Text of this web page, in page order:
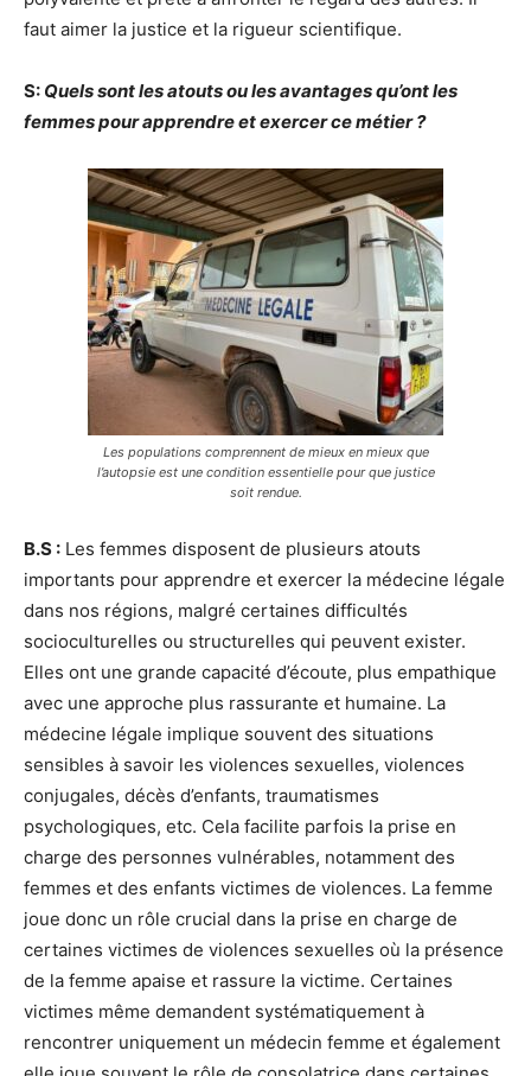
faut aimer la justice et la rigueur scientifique.
S: Quels sont les atouts ou les avantages qu’ont les
femmes pour apprendre et exercer ce métier ?
Les populations comprennent de mieux en mieux que
l’autopsie est une condition essentielle pour que justice
soit rendue.
B.S : Les femmes disposent de plusieurs atouts
importants pour apprendre et exercer la médecine légale
dans nos régions, malgré certaines difficultés
socioculturelles ou structurelles qui peuvent exister.
Elles ont une grande capacité d’écoute, plus empathique
avec une approche plus rassurante et humaine. La
médecine légale implique souvent des situations
sensibles à savoir les violences sexuelles, violences
conjugales, décès d’enfants, traumatismes
psychologiques, etc. Cela facilite parfois la prise en
charge des personnes vulnérables, notamment des
femmes et des enfants victimes de violences. La femme
joue donc un rôle crucial dans la prise en charge de
certaines victimes de violences sexuelles où la présence
de la femme apaise et rassure la victime. Certaines
victimes même demandent systématiquement à
rencontrer uniquement un médecin femme et également